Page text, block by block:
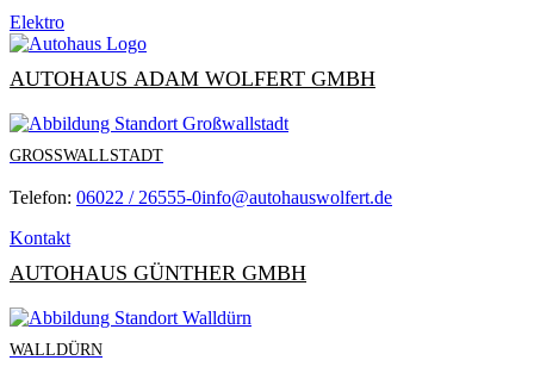
Elektro
AUTOHAUS ADAM WOLFERT GMBH
GROSSWALLSTADT
Telefon: 06022 / 26555-0info@autohauswolfert.de
Kontakt
AUTOHAUS GÜNTHER GMBH
WALLDÜRN